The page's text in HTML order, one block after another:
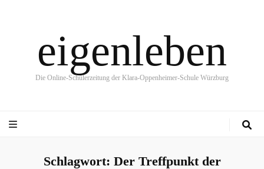
eigenleben
Die Online-Schülerzeitung der Klara-Oppenheimer-Schule Würzburg
Schlagwort: Der Treffpunkt der